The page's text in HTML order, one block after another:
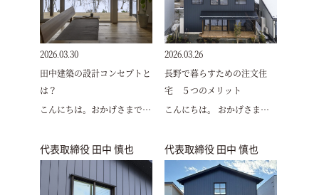
2026.03.30
田中建築の設計コンセプトと
は？
こんにちは。おかげさまで…
2026.03.26
長野で暮らすための注文住
宅 ５つのメリット
こんにちは。 おかげさま…
代表取締役 田中 慎也 代表取締役 田中 慎也